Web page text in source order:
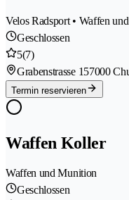
Velos Radsport • Waffen
Geschlossen
5(7)
Grabenstrasse 157000
Termin reservieren
Waffen Koller
Waffen und Munition
Geschlossen